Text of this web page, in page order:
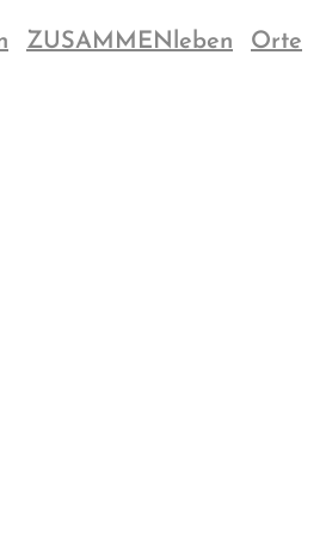
ZUSAMMENleben Orte